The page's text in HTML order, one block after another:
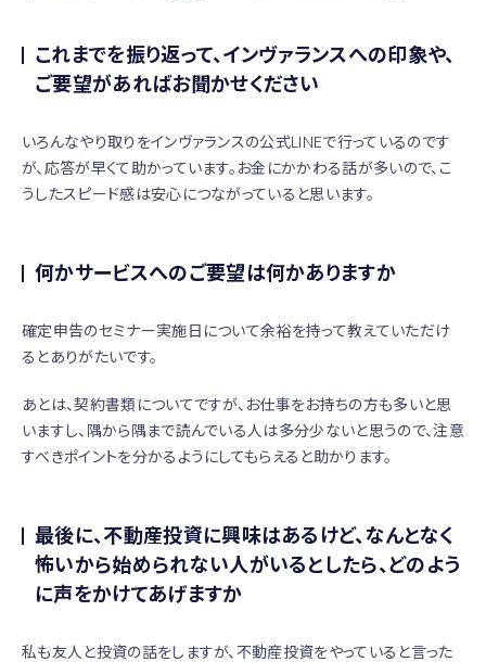
これまでを振り返って、インヴァランスへの印象や、
ご要望があればお聞かせください
いろんなやり取りをインヴァランスの公式LINEで行っているのです
が、応答が早くて助かっています。お金にかかわる話が多いので、こ
うしたスピード感は安心につながっていると思います。
何かサービスへのご要望は何かありますか
確定申告のセミナー実施日について余裕を持って教えていただけ
るとありがたいです。
あとは、契約書類についてですが、お仕事をお持ちの方も多いと思
いますし、隅から隅まで読んでいる人は多分少ないと思うので、注意
すべきポイントを分かるようにしてもらえると助かります。
最後に、不動産投資に興味はあるけど、なんとなく
怖いから始められない人がいるとしたら、どのよう
に声をかけてあげますか
私も友人と投資の話をしますが、不動産投資をやっていると言った